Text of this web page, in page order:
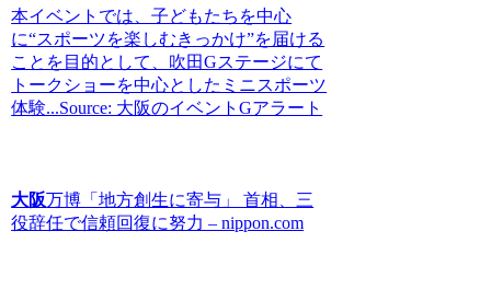
本イベントでは、子どもたちを中心
に“スポーツを楽しむきっかけ”を届ける
ことを目的として、吹田Gステージにて
トークショーを中心としたミニスポーツ
体験...Source: 大阪のイベントGアラート
大阪万博「地方創生に寄与」 首相、三
役辞任で信頼回復に努力 – nippon.com